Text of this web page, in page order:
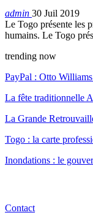
admin 30 Juil 2019
Le Togo présente les
humains. Le Togo
trending now
PayPal : Otto
La fête traditionnelle
La Grande
Togo : la carte
Inondations : le
Contact